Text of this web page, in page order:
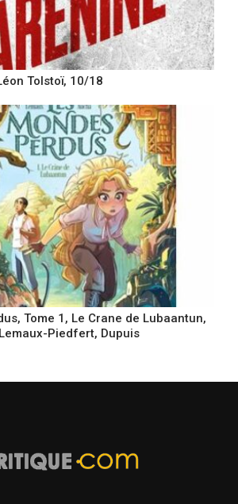
Tolstoï, 10/18
Tome 1, Le Crane de Lubaantun,
Piedfert, Dupuis